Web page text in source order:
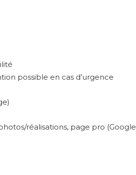
possible en cas d’urgence
réalisations, page pro (Google